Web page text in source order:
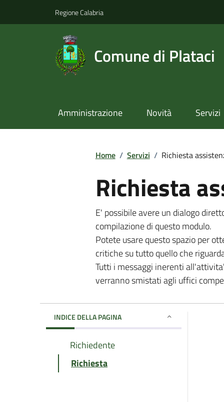
Regione Calabria
Comune di Plataci
Amministrazione Novità Servizi
Home / Servizi / Richiesta
Richiesta
E' possibile avere un dialogo
compilazione di questo modulo.
Potete usare questo spazio per
critiche su tutto quello che
Tutti i messaggi inerenti
verranno smistati agli uffici
INDICE DELLA PAGINA
Richiedente
Richiesta